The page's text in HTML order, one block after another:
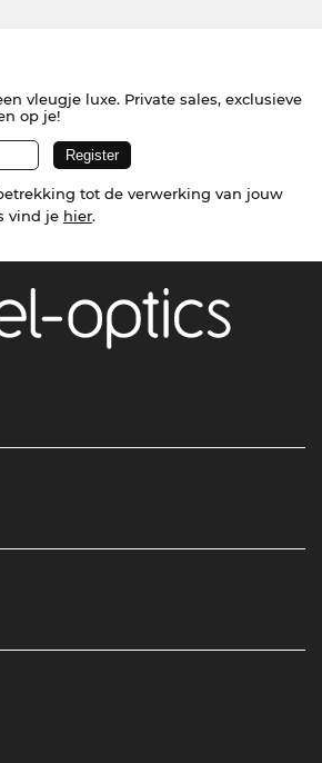
vleugje luxe. Private sales, exclusieve
op je!
tot de verwerking van jouw
vind je hier.